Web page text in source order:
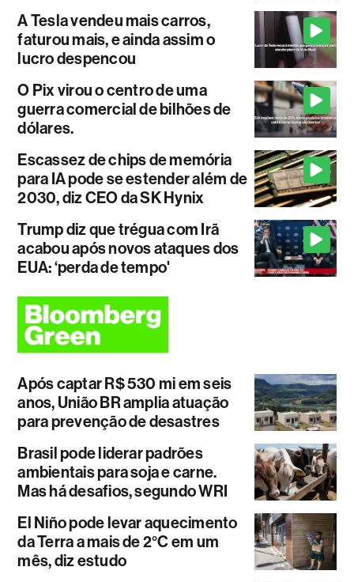
A Tesla vendeu mais carros,
faturou mais, e ainda assim o
lucro despencou
O Pix virou o centro de uma
guerra comercial de bilhões de
dólares.
Escassez de chips de memória
para IA pode se estender além de
2030, diz CEO da SK Hynix
Trump diz que trégua com Irã
acabou após novos ataques dos
EUA: ‘perda de tempo'
Após captar R$ 530 mi em seis
anos, União BR amplia atuação
para prevenção de desastres
Brasil pode liderar padrões
ambientais para soja e carne.
Mas há desafios, segundo WRI
El Niño pode levar aquecimento
da Terra a mais de 2°C em um
mês, diz estudo